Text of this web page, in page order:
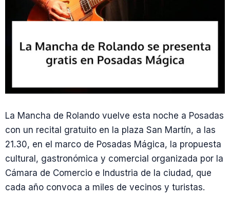
La Mancha de Rolando vuelve esta noche a Posadas
con un recital gratuito en la plaza San Martín, a las
21.30, en el marco de Posadas Mágica, la propuesta
cultural, gastronómica y comercial organizada por la
Cámara de Comercio e Industria de la ciudad, que
cada año convoca a miles de vecinos y turistas.